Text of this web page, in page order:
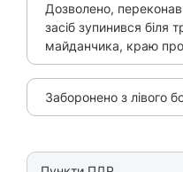
Дозволено,
засіб зупинився біля
майданчика, краю
Заборонено з лівого